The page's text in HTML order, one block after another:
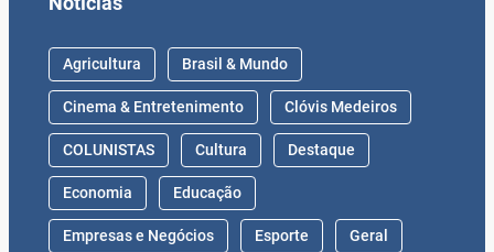
Agricultura Brasil & Mundo
Cinema & Entretenimento Clóvis Medeiros
COLUNISTAS Cultura Destaque
Economia Educação
Empresas e Negócios Esporte Geral